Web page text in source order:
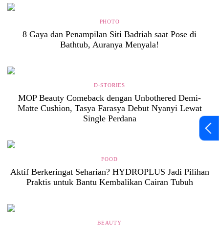
PHOTO
8 Gaya dan Penampilan Siti Badriah saat Pose di
Bathtub, Auranya Menyala!
D-STORIES
MOP Beauty Comeback dengan Unbothered Demi-
Matte Cushion, Tasya Farasya Debut Nyanyi Lewat
Single Perdana
FOOD
Aktif Berkeringat Seharian? HYDROPLUS Jadi Pilihan
Praktis untuk Bantu Kembalikan Cairan Tubuh
BEAUTY